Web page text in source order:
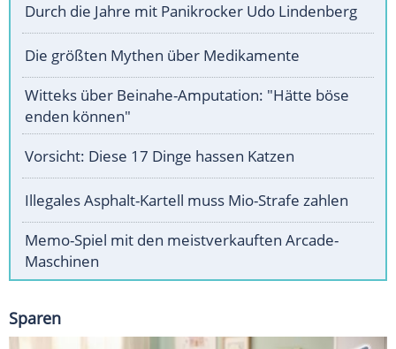
Durch die Jahre mit Panikrocker Udo Lindenberg
Die größten Mythen über Medikamente
Witteks über Beinahe-Amputation: "Hätte böse
enden können"
Vorsicht: Diese 17 Dinge hassen Katzen
Illegales Asphalt-Kartell muss Mio-Strafe zahlen
Memo-Spiel mit den meistverkauften Arcade-
Maschinen
Sparen